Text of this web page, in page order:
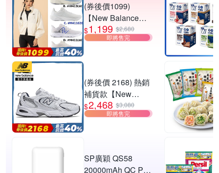
滿1件享85折
(券後價1099)
【New Balance】
慢跑鞋_女/中性_多
款任選
W3) (網路獨家款)
$1,199 $2,680
即將售完
(券後價 2168) 熱銷
補貨款【New
Balance】復古運動
鞋_中性_白銀
$2,468 $3,080
即將售完
SP廣穎 QS58
20000mAh QC PD